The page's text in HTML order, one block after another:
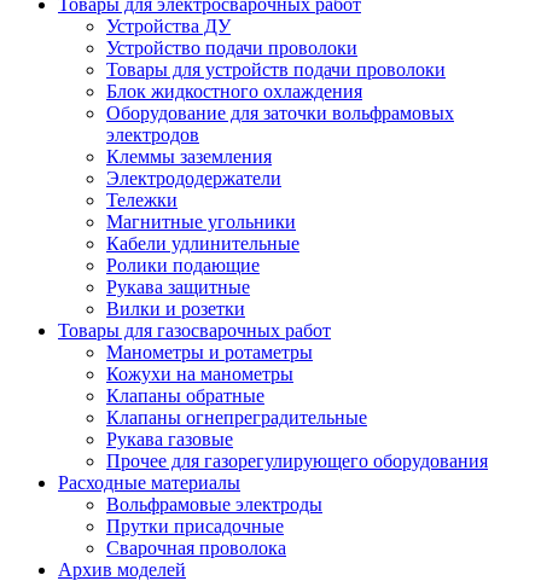
Устройства ДУ
Устройство подачи проволоки
Товары для устройств подачи проволоки
Блок жидкостного охлаждения
Оборудование для заточки вольфрамовых
электродов
Клеммы заземления
Электрододержатели
Тележки
Магнитные угольники
Кабели удлинительные
Ролики подающие
Рукава защитные
Вилки и розетки
Товары для газосварочных работ
Манометры и ротаметры
Кожухи на манометры
Клапаны обратные
Клапаны огнепреградительные
Рукава газовые
Прочее для газорегулирующего оборудования
Расходные материалы
Вольфрамовые электроды
Прутки присадочные
Сварочная проволока
Архив моделей